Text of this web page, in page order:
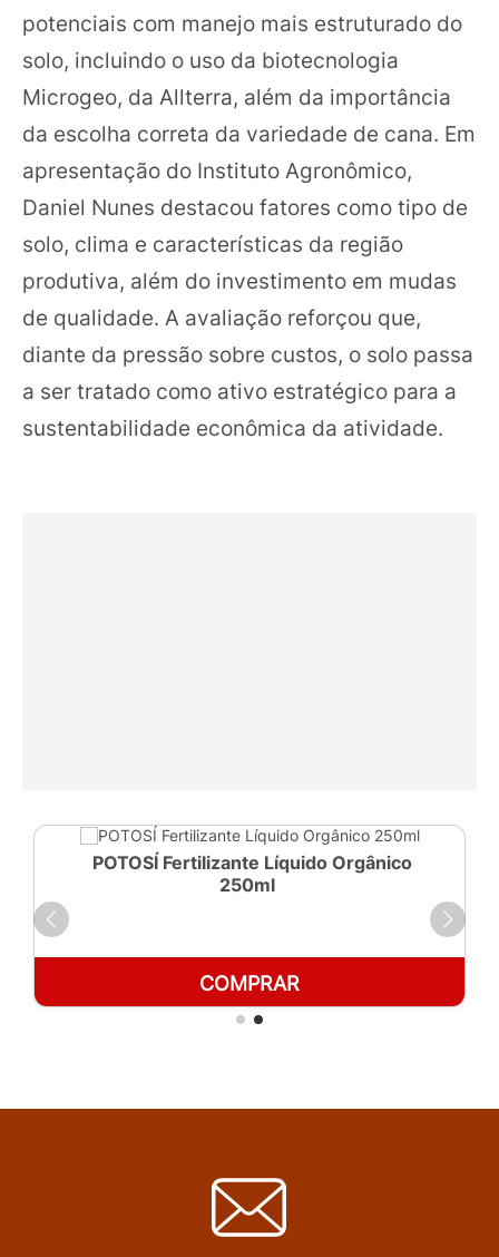
potenciais com manejo mais estruturado do
solo, incluindo o uso da biotecnologia
Microgeo, da Allterra, além da importância
da escolha correta da variedade de cana. Em
apresentação do Instituto Agronômico,
Daniel Nunes destacou fatores como tipo de
solo, clima e características da região
produtiva, além do investimento em mudas
de qualidade. A avaliação reforçou que,
diante da pressão sobre custos, o solo passa
a ser tratado como ativo estratégico para a
sustentabilidade econômica da atividade.
POTOSÍ Fertilizante Líquido Orgânico
250ml
COMPRAR